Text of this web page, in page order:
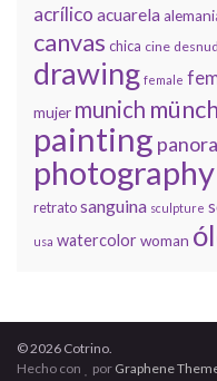
acrílico acuarela
canvas chica cine
drawing female
mujer munich
painting
photography
retratosanguina sculpture
usa watercolorwoman
© 2026 Cotrino.
Hecho con
por Graphene